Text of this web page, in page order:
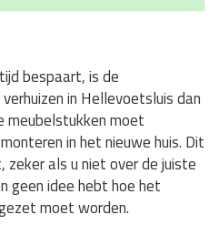
bespaart, is de
in Hellevoetsluis dan
meubelstukken moet
in het nieuwe huis. Dit
zeker als u niet over de juiste
geen idee hebt hoe het
moet worden.